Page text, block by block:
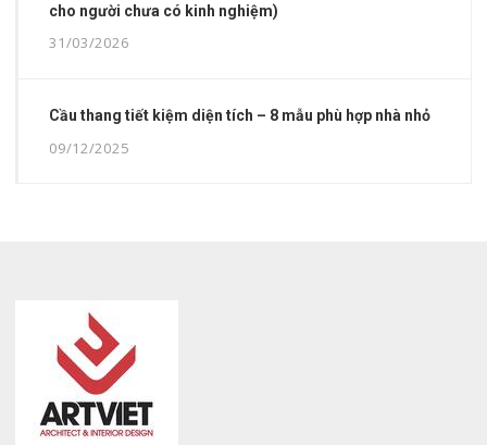
cho người chưa có kinh nghiệm)
31/03/2026
Cầu thang tiết kiệm diện tích – 8 mẫu phù hợp nhà nhỏ
09/12/2025